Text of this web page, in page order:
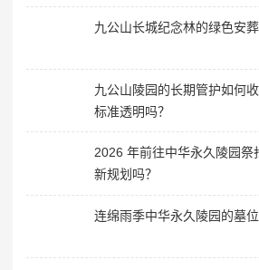
九公山长城纪念林的绿色安
九公山陵园的长期管护如何
标准透明吗？
2026 年前往中华永久陵园祭
新规划吗？
连绵雨季中华永久陵园的墓